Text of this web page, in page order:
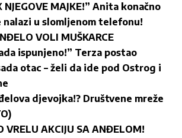
NJEGOVE MAJKE!” Anita konačno
nalazi u slomljenom telefonu!
VOLI MUŠKARCE
ispunjeno!” Terza postao
otac – želi da ide pod Ostrog i
djevojka!? Društvene mreže
VRELU AKCIJU SA ANĐELOM!